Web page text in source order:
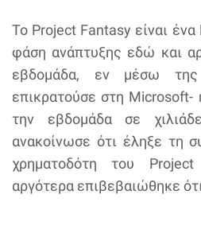
Το Project Fantasy είναι ένα
φάση ανάπτυξης εδώ και
εβδομάδα, εν μέσω της
επικρατούσε στη Microsoft-
την εβδομάδα σε
ανακοίνωσε ότι έληξε τη
χρηματοδότη του
αργότερα επιβεβαιώθηκε